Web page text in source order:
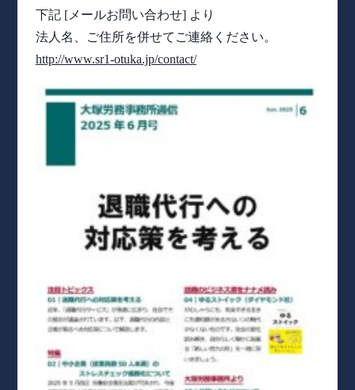
下記 [メールお問い合わせ] より
法人名、ご住所を併せてご連絡ください。
http://www.sr1-otuka.jp/contact/